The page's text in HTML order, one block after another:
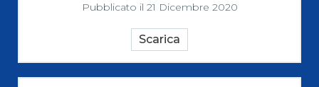
Pubblicato il 21 Dicembre 2020
Scarica